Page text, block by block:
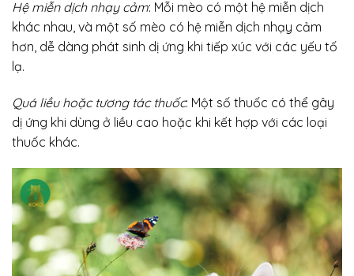
Hệ miễn dịch nhạy cảm: Mỗi mèo có một hệ miễn dịch
khác nhau, và một số mèo có hệ miễn dịch nhạy cảm
hơn, dễ dàng phát sinh dị ứng khi tiếp xúc với các yếu tố
lạ.
Quá liều hoặc tương tác thuốc: Một số thuốc có thể gây
dị ứng khi dùng ở liều cao hoặc khi kết hợp với các loại
thuốc khác.